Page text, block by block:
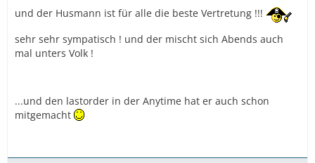
und der Husmann ist für alle die beste Vertretung !!!
sehr sehr sympatisch ! und der mischt sich Abends auch
mal unters Volk !
...und den lastorder in der Anytime hat er auch schon
mitgemacht